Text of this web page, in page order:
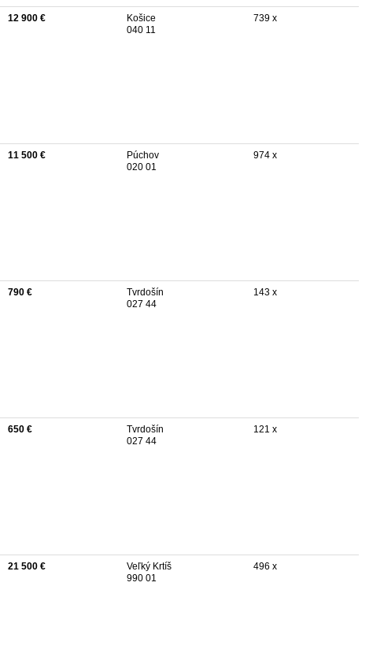
12 900 €
Košice
040 11
739 x
11 500 €
Púchov
020 01
974 x
790 €
Tvrdošín
027 44
143 x
650 €
Tvrdošín
027 44
121 x
21 500 €
Veľký Krtíš
990 01
496 x